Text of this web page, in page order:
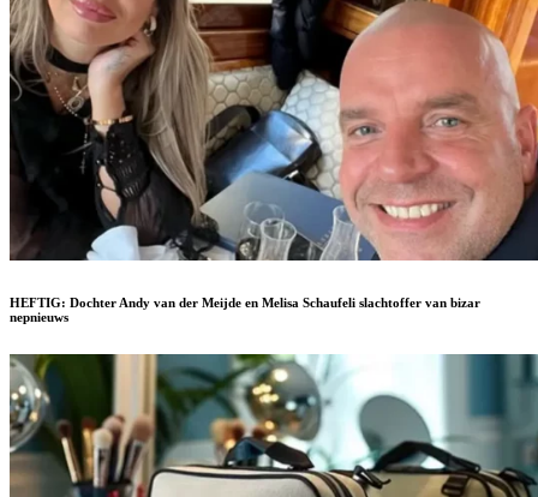
HEFTIG: Dochter Andy van der Meijde en Melisa Schaufeli slachtoffer van bizar
nepnieuws